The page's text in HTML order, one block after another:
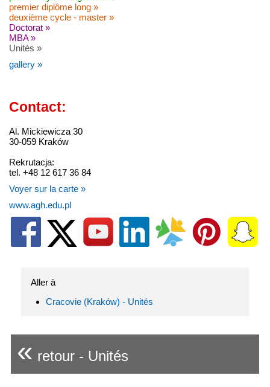
premier diplôme long »
deuxième cycle - master »
Doctorat »
MBA »
Unités »
gallery »
Contact:
Al. Mickiewicza 30
30-059 Kraków
Rekrutacja:
tel. +48 12 617 36 84
Voyer sur la carte »
www.agh.edu.pl
Aller à
Cracovie (Kraków) - Unités
« retour - Unités